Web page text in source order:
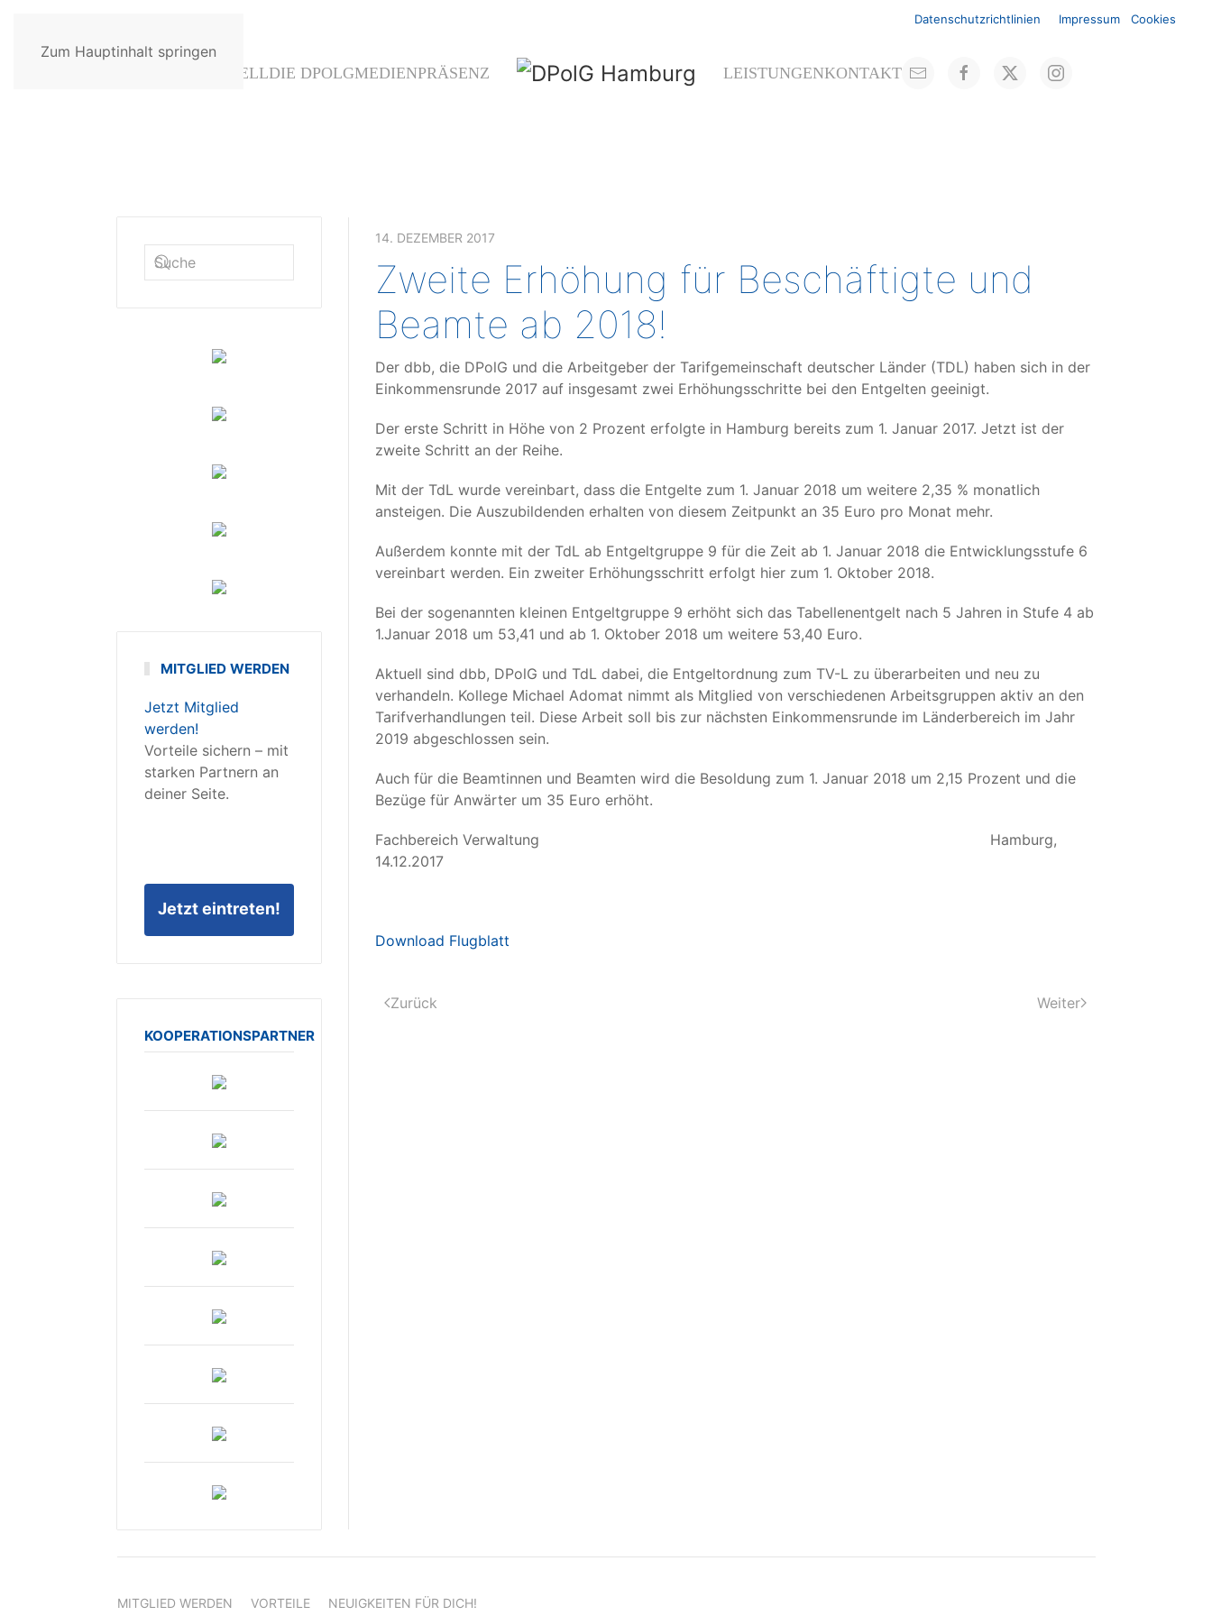
Zum Hauptinhalt springen
Datenschutzrichtlinien Impressum Cookies
AKTUELLDIE DPOLGMEDIENPRÄSENZ LEISTUNGENKONTAKT
14. DEZEMBER 2017
Zweite Erhöhung für Beschäftigte und
Beamte ab 2018!
Der dbb, die DPolG und die Arbeitgeber der Tarifgemeinschaft deutscher Länder (TDL) haben sich in der
Einkommensrunde 2017 auf insgesamt zwei Erhöhungsschritte bei den Entgelten geeinigt.
Der erste Schritt in Höhe von 2 Prozent erfolgte in Hamburg bereits zum 1. Januar 2017. Jetzt ist der
zweite Schritt an der Reihe.
Mit der TdL wurde vereinbart, dass die Entgelte zum 1. Januar 2018 um weitere 2,35 % monatlich
ansteigen. Die Auszubildenden erhalten von diesem Zeitpunkt an 35 Euro pro Monat mehr.
Außerdem konnte mit der TdL ab Entgeltgruppe 9 für die Zeit ab 1. Januar 2018 die Entwicklungsstufe 6
vereinbart werden. Ein zweiter Erhöhungsschritt erfolgt hier zum 1. Oktober 2018.
Bei der sogenannten kleinen Entgeltgruppe 9 erhöht sich das Tabellenentgelt nach 5 Jahren in Stufe 4 ab
1.Januar 2018 um 53,41 und ab 1. Oktober 2018 um weitere 53,40 Euro.
Aktuell sind dbb, DPolG und TdL dabei, die Entgeltordnung zum TV-L zu überarbeiten und neu zu
verhandeln. Kollege Michael Adomat nimmt als Mitglied von verschiedenen Arbeitsgruppen aktiv an den
Tarifverhandlungen teil. Diese Arbeit soll bis zur nächsten Einkommensrunde im Länderbereich im Jahr
2019 abgeschlossen sein.
Auch für die Beamtinnen und Beamten wird die Besoldung zum 1. Januar 2018 um 2,15 Prozent und die
Bezüge für Anwärter um 35 Euro erhöht.
Fachbereich Verwaltung Hamburg,
14.12.2017
Download Flugblatt
Zurück Weiter
MITGLIED WERDEN
Jetzt Mitglied
werden!
Vorteile sichern – mit
starken Partnern an
deiner Seite.
Jetzt eintreten!
KOOPERATIONSPARTNER
MITGLIED WERDEN VORTEILE NEUIGKEITEN FÜR DICH!